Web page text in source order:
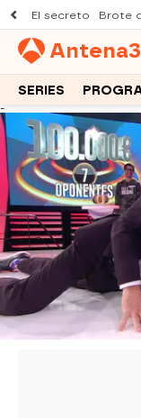
El secreto Brote
Antena3
SERIES
-